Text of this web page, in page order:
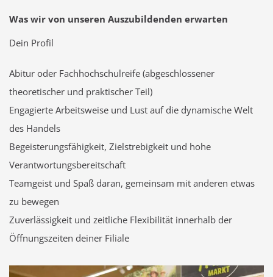
Was wir von unseren Auszubildenden erwarten
Dein Profil
Abitur oder Fachhochschulreife (abgeschlossener
theoretischer und praktischer Teil)
Engagierte Arbeitsweise und Lust auf die dynamische Welt
des Handels
Begeisterungsfähigkeit, Zielstrebigkeit und hohe
Verantwortungsbereitschaft
Teamgeist und Spaß daran, gemeinsam mit anderen etwas
zu bewegen
Zuverlässigkeit und zeitliche Flexibilität innerhalb der
Öffnungszeiten deiner Filiale